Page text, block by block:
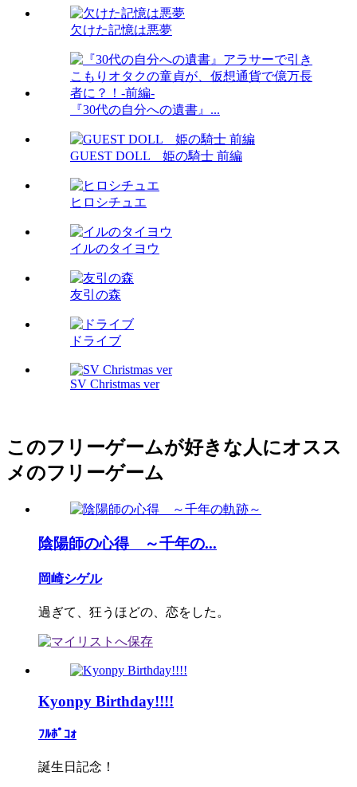
欠けた記憶は悪夢
『30代の自分への遺書』...
GUEST DOLL 姫の騎士 前編
ヒロシチュエ
イルのタイヨウ
友引の森
ドライブ
SV Christmas ver
このフリーゲームが好きな人にオスス
メのフリーゲーム
陰陽師の心得 ～千年の...
岡崎シゲル
過ぎて、狂うほどの、恋をした。
Kyonpy Birthday!!!!
ﾌﾙﾎﾟｺｫ
誕生日記念！